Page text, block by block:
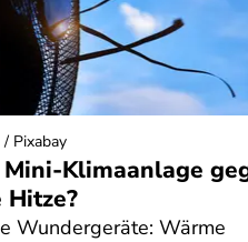
Klimaanlage
Wundergeräte: Wärme
Pixabay